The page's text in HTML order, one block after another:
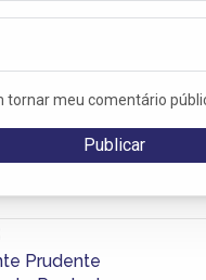
tornar meu comentário
Prudente